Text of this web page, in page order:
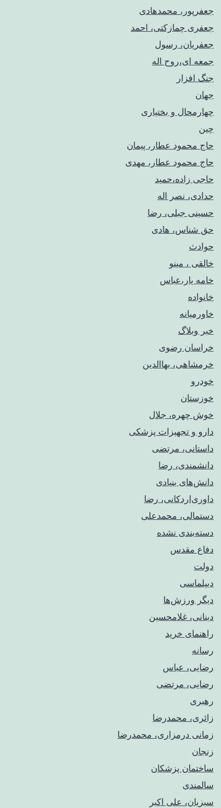
جعفرپور، محمدهادی
جعفری چمازکتی، احمد
جعفریان، رسول
جمعه ای،روح اله
جنگ افزار
جهان
چهارمحال و بختیاری
چین
حاج محمود عطار، پیمان
حاج محمود عطار، مهدی
حاجی زاده،حمید
حدادی، نصر اله
حسینی جبلی، رضا
حق شناس، هادی
حوادث
خالقی ، مینو
خامه یار،عباس
خانواده
خاورمیانه
خبر وبلاگ
خراسان رضوی
خرمشاهی، بهاالدین
خودرو
خوزستان
خوش چهره، جلال
دارو و تجهیزات پزشکی
داستانی، مرتضی
دانشمندی، رضا
دانش‌های بنیادی
داوری‌اردکانی، رضا
دستمالی، محمدعلی
دسته‌بندی نشده
دفاع مقدس
دولت
دیپلماسی
دیگر ورزش‌ها
دینانی، غلامحسین
راهنمای خريد
رسانه
رضایی، عباس
رضایی، مرتضی
رهبری
زائری، محمدرضا
زمانی درمزاری، محمدرضا
زنجان
ساختمان پزشکان
سالمندی
سبزیان، علی اکبر